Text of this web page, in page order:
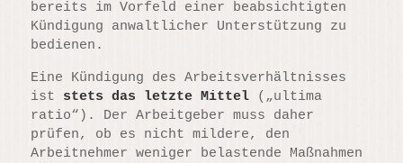
bereits im Vorfeld einer beabsichtigten
Kündigung anwaltlicher Unterstützung zu
bedienen.
Eine Kündigung des Arbeitsverhältnisses
ist stets das letzte Mittel („ultima
ratio“). Der Arbeitgeber muss daher
prüfen, ob es nicht mildere, den
Arbeitnehmer weniger belastende Maßnahmen